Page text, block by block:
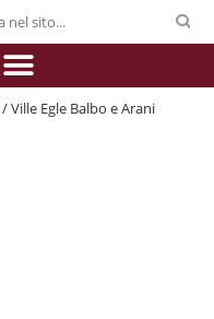
/ Ville Egle Balbo e Arani